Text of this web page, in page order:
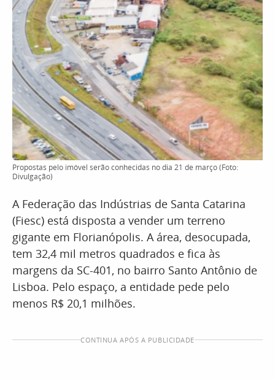
Propostas pelo imóvel serão conhecidas no dia 21 de março (Foto:
Divulgação)
A Federação das Indústrias de Santa Catarina
(Fiesc) está disposta a vender um terreno
gigante em Florianópolis. A área, desocupada,
tem 32,4 mil metros quadrados e fica às
margens da SC-401, no bairro Santo Antônio de
Lisboa. Pelo espaço, a entidade pede pelo
menos R$ 20,1 milhões.
CONTINUA APÓS A PUBLICIDADE